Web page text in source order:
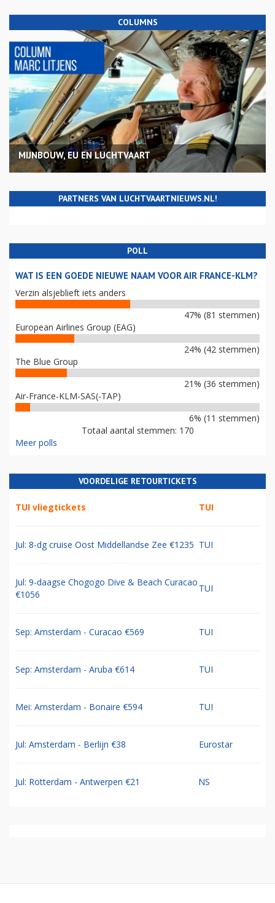
COLUMNS
MIJNBOUW, EU EN LUCHTVAART
PARTNERS VAN LUCHTVAARTNIEUWS.NL!
POLL
WAT IS EEN GOEDE NIEUWE NAAM VOOR AIR FRANCE-KLM?
Verzin alsjeblieft iets anders
47% (81 stemmen)
European Airlines Group (EAG)
24% (42 stemmen)
The Blue Group
21% (36 stemmen)
Air-France-KLM-SAS(-TAP)
6% (11 stemmen)
Totaal aantal stemmen: 170
Meer polls
VOORDELIGE RETOURTICKETS
TUI vliegtickets TUI
Jul: 8-dg cruise Oost Middellandse Zee €1235 TUI
Jul: 9-daagse Chogogo Dive & Beach Curacao
€1056
TUI
Sep: Amsterdam - Curacao €569 TUI
Sep: Amsterdam - Aruba €614 TUI
Mei: Amsterdam - Bonaire €594 TUI
Jul: Amsterdam - Berlijn €38 Eurostar
Jul: Rotterdam - Antwerpen €21 NS